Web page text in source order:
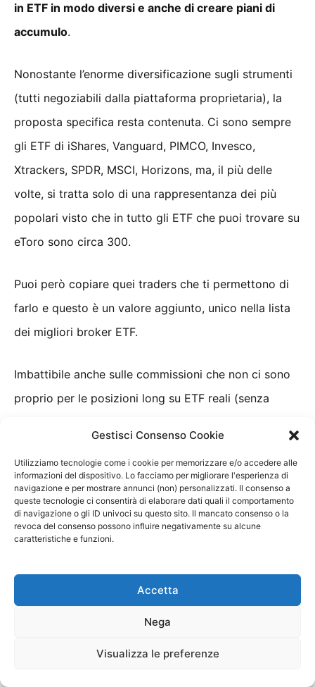
Gestisci Consenso Cookie
Utilizziamo tecnologie come i cookie per memorizzare e/o accedere alle
informazioni del dispositivo. Lo facciamo per migliorare l'esperienza di
navigazione e per mostrare annunci (non) personalizzati. Il consenso a
queste tecnologie ci consentirà di elaborare dati quali il comportamento
di navigazione o gli ID univoci su questo sito. Il mancato consenso o la
revoca del consenso possono influire negativamente su alcune
caratteristiche e funzioni.
Accetta
Nega
Visualizza le preferenze
in ETF in modo diversi e anche di creare piani di
accumulo.
Nonostante l’enorme diversificazione sugli strumenti
(tutti negoziabili dalla piattaforma proprietaria), la
proposta specifica resta contenuta. Ci sono sempre
gli ETF di iShares, Vanguard, PIMCO, Invesco,
Xtrackers, SPDR, MSCI, Horizons, ma, il più delle
volte, si tratta solo di una rappresentanza dei più
popolari visto che in tutto gli ETF che puoi trovare su
eToro sono circa 300.
Puoi però copiare quei traders che ti permettono di
farlo e questo è un valore aggiunto, unico nella lista
dei migliori broker ETF.
Imbattibile anche sulle commissioni che non ci sono
proprio per le posizioni long su ETF reali (senza
siano commissioni è vanificato dalla proposta poco
ampia di ETF veri.
👉🏻 VISITA IL SITO UFFICIALE DI ETORO
Il tuo capitale è a rischio
6 – Trade Republic